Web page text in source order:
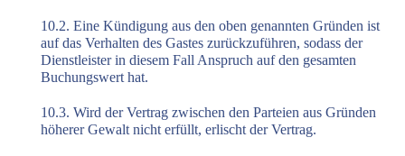
10.2. Eine Kündigung aus den oben genannten Gründen ist
auf das Verhalten des Gastes zurückzuführen, sodass der
Dienstleister in diesem Fall Anspruch auf den gesamten
Buchungswert hat.
10.3. Wird der Vertrag zwischen den Parteien aus Gründen
höherer Gewalt nicht erfüllt, erlischt der Vertrag.